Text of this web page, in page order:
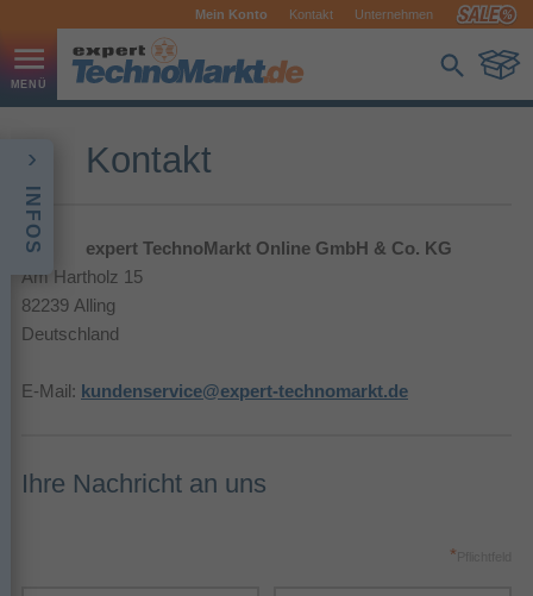
Mein Konto Kontakt Unternehmen
INFOS
Kontakt
expert TechnoMarkt Online GmbH & Co. KG
Am Hartholz 15
82239 Alling
Deutschland
E-Mail: kundenservice@expert-technomarkt.de
Ihre Nachricht an uns
*